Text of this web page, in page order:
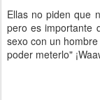
Ellas no piden que
pero es importante
sexo con un
poder meterlo"